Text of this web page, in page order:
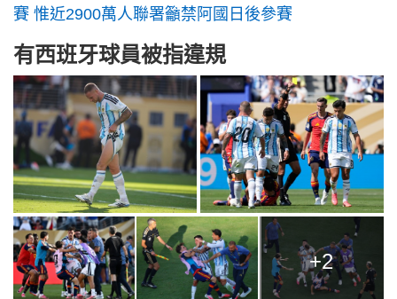
賽 惟近2900萬人聯署籲禁阿國日後參賽
有西班牙球員被指違規
+2